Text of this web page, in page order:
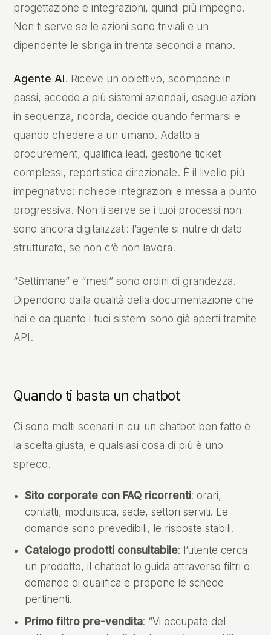
Home
Chi Siamo
Servizi
progettazione e integrazioni, quindi più impegno.
Non ti serve se le azioni sono triviali e un
dipendente le sbriga in trenta secondi a mano.
Agente AI. Riceve un obiettivo, scompone in
passi, accede a più sistemi aziendali, esegue azioni
in sequenza, ricorda, decide quando fermarsi e
quando chiedere a un umano. Adatto a
procurement, qualifica lead, gestione ticket
complessi, reportistica direzionale. È il livello più
impegnativo: richiede integrazioni e messa a punto
progressiva. Non ti serve se i tuoi processi non
sono ancora digitalizzati: l’agente si nutre di dato
strutturato, se non c’è non lavora.
“Settimane” e “mesi” sono ordini di grandezza.
Dipendono dalla qualità della documentazione che
hai e da quanto i tuoi sistemi sono già aperti tramite
API.
Quando ti basta un chatbot
Ci sono molti scenari in cui un chatbot ben fatto è
la scelta giusta, e qualsiasi cosa di più è uno
spreco.
Sito corporate con FAQ ricorrenti: orari,
contatti, modulistica, sede, settori serviti. Le
domande sono prevedibili, le risposte stabili.
Catalogo prodotti consultabile: l’utente cerca
un prodotto, il chatbot lo guida attraverso filtri o
domande di qualifica e propone le schede
pertinenti.
Primo filtro pre-vendita: “Vi occupate del